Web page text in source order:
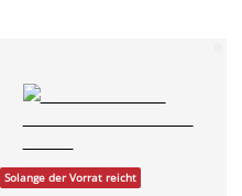
Solange der Vorrat reicht